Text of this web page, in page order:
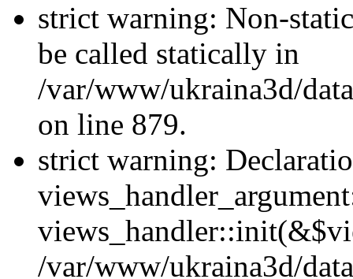
strict warning: Non-
be called statically in
/var/www/ukraina3d/
on line 879.
strict warning:
/var/www/ukraina3d/